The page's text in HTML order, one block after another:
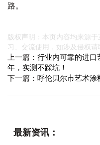
路。
版权声明：本页内容均来源
习、交流使用，如涉及侵权请
上一篇： 行业内可靠的进口
年，实测不踩坑！
下一篇： 呼伦贝尔市艺术涂
最新资讯：